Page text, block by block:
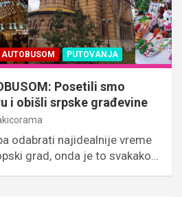
AUTOBUSOM PUTOVANJA
Posetili smo
i obišli srpske građevine
odabrati najidealnije vreme
grad, onda je to svakako…